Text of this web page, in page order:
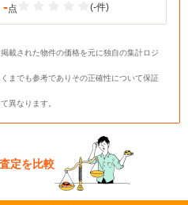
-点 (-件)
載された物件の価格を元に独自の集計ロジ
までも参考でありその正確性について保証
異なります。
定を比較